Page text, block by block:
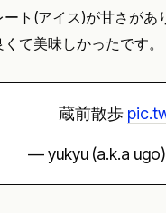
ト(アイス)が甘さが
て美味しかったです。
蔵前散歩
— yukyu (a.k.a